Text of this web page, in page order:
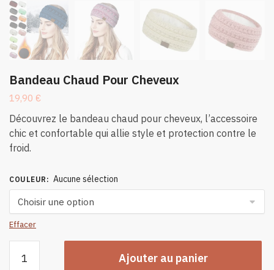
Bandeau Chaud Pour Cheveux
19,90 €
Découvrez le bandeau chaud pour cheveux, l’accessoire
chic et confortable qui allie style et protection contre le
froid.
COULEUR : Aucune sélection
Effacer
Ajouter au panier